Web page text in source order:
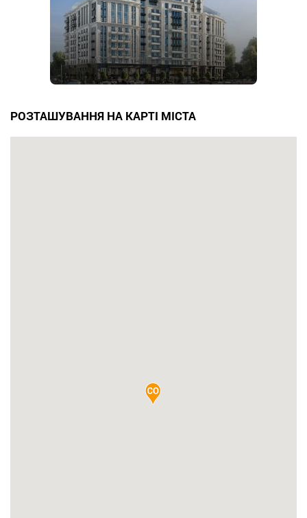
РОЗТАШУВАННЯ НА КАРТІ МІСТА